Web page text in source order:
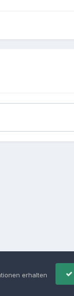
erhalten